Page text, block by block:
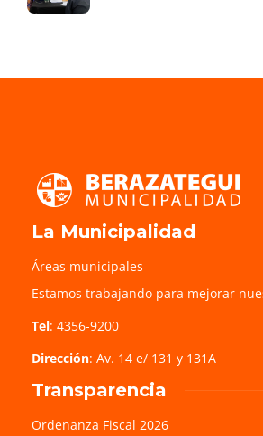
La Municipalidad
Áreas municipales
Estamos trabajando para mejorar
Tel: 4356-9200
Dirección: Av. 14 e/ 131 y 131A
Transparencia
Ordenanza Fiscal 2026